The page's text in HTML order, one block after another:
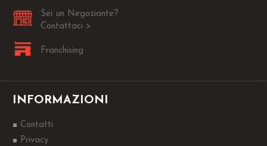
Sei un Negoziante?
Contattaci >
Franchising
INFORMAZIONI
Contatti
Privacy